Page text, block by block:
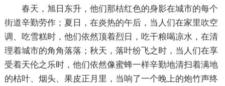
春天，旭日东升，他们那桔红色的身影在城市的每个
街道辛勤劳作；夏日，在炎热的午后，当人们在家里吹空
调、吃雪糕时，他们依然顶着烈日，吃干粮喝凉水，在清
理着城市的角角落落；秋天，落叶纷飞之时，当人们在享
受着天伦之乐时，他们依然像蜜蜂一样辛勤地清扫着满地
的枯叶、烟头、果皮正月里，当响了一个晚上的炮竹声终